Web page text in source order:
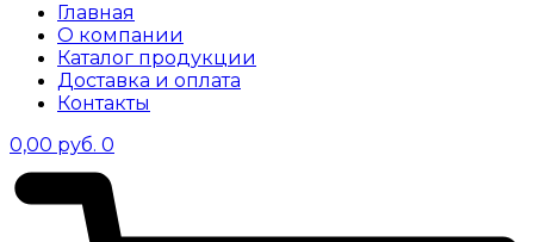
Главная
О компании
Каталог продукции
Доставка и оплата
Контакты
0,00 руб. 0